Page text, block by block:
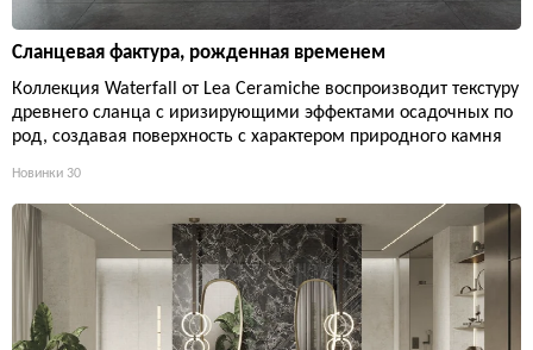
Сланцевая фактура, рожденная временем
Коллекция Waterfall от Lea Ceramiche воспроизводит текстуру
древнего сланца с иризирующими эффектами осадочных по
род, создавая поверхность с характером природного камня
Новинки 30